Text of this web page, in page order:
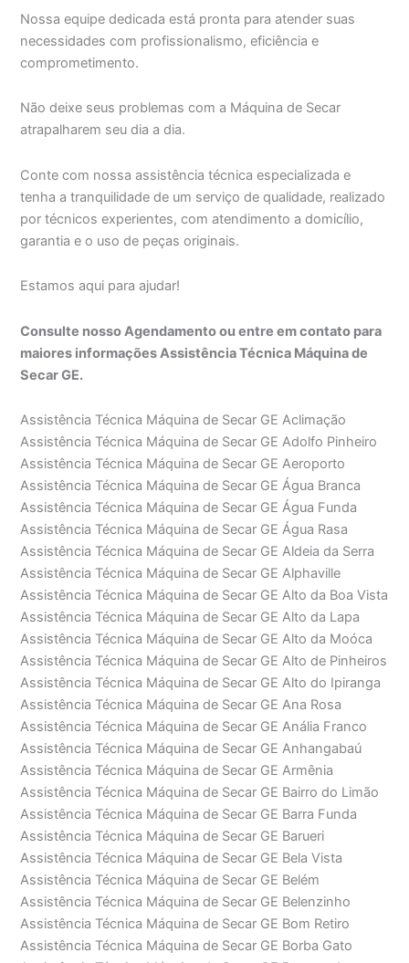
Nossa equipe dedicada está pronta para atender suas
necessidades com profissionalismo, eficiência e
comprometimento.
Não deixe seus problemas com a Máquina de Secar
atrapalharem seu dia a dia.
Conte com nossa assistência técnica especializada e
tenha a tranquilidade de um serviço de qualidade, realizado
por técnicos experientes, com atendimento a domicílio,
garantia e o uso de peças originais.
Estamos aqui para ajudar!
Consulte nosso Agendamento ou entre em contato para
maiores informações Assistência Técnica Máquina de
Secar GE.
Assistência Técnica Máquina de Secar GE Aclimação
Assistência Técnica Máquina de Secar GE Adolfo Pinheiro
Assistência Técnica Máquina de Secar GE Aeroporto
Assistência Técnica Máquina de Secar GE Água Branca
Assistência Técnica Máquina de Secar GE Água Funda
Assistência Técnica Máquina de Secar GE Água Rasa
Assistência Técnica Máquina de Secar GE Aldeia da Serra
Assistência Técnica Máquina de Secar GE Alphaville
Assistência Técnica Máquina de Secar GE Alto da Boa Vista
Assistência Técnica Máquina de Secar GE Alto da Lapa
Assistência Técnica Máquina de Secar GE Alto da Moóca
Assistência Técnica Máquina de Secar GE Alto de Pinheiros
Assistência Técnica Máquina de Secar GE Alto do Ipiranga
Assistência Técnica Máquina de Secar GE Ana Rosa
Assistência Técnica Máquina de Secar GE Anália Franco
Assistência Técnica Máquina de Secar GE Anhangabaú
Assistência Técnica Máquina de Secar GE Armênia
Assistência Técnica Máquina de Secar GE Bairro do Limão
Assistência Técnica Máquina de Secar GE Barra Funda
Assistência Técnica Máquina de Secar GE Barueri
Assistência Técnica Máquina de Secar GE Bela Vista
Assistência Técnica Máquina de Secar GE Belém
Assistência Técnica Máquina de Secar GE Belenzinho
Assistência Técnica Máquina de Secar GE Bom Retiro
Assistência Técnica Máquina de Secar GE Borba Gato